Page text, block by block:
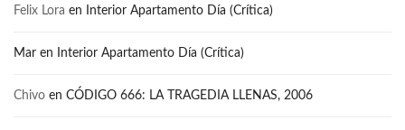
Felix Lora en Interior Apartamento Día (Crítica)
Mar en Interior Apartamento Día (Crítica)
Chivo en CÓDIGO 666: LA TRAGEDIA LLENAS, 2006